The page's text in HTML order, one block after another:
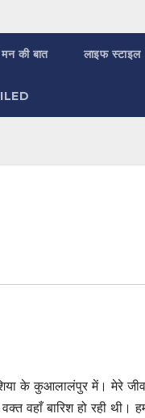
मन की बात लाइफ स्टाइल
के कुआलालंपुर में। मेरे
वहाँ बारिश हो रही